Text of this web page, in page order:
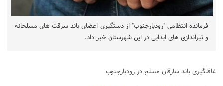
فرمانده انتظامی "رودبارجنوب" از دستگیری اعضای باند سرقت های مسلحانه
و تیراندازی های ایذایی در این شهرستان خبر داد.
غافلگیری باند سارقان مسلح در رودبارجنوب